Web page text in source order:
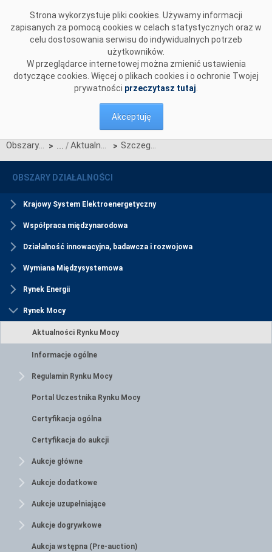
Strona wykorzystuje pliki cookies. Używamy informacji
zapisanych za pomocą cookies w celach statystycznych oraz w
celu dostosowania serwisu do indywidualnych potrzeb
użytkowników.
W przeglądarce internetowej można zmienić ustawienia
dotyczące cookies. Więcej o plikach cookies i o ochronie Twojej
prywatności przeczytasz tutaj
Akceptuję
Obszary działalności > Aktualności Rynku Mocy > Szczegółowy harmonogram certyfikacji do aukcji dodatkowych na poszczególne kwartały roku 2022
OBSZARY DZIAŁALNOŚCI
Krajowy System Elektroenergetyczny
Współpraca międzynarodowa
Działalność innowacyjna, badawcza i rozwojowa
Wymiana Międzysystemowa
Rynek Energii
Rynek Mocy
Aktualności Rynku Mocy
Informacje ogólne
Regulamin Rynku Mocy
Portal Uczestnika Rynku Mocy
Certyfikacja ogólna
Certyfikacja do aukcji
Aukcje główne
Aukcje dodatkowe
Aukcje uzupełniające
Aukcje dogrywkowe
Aukcja wstępna (Pre-auction)